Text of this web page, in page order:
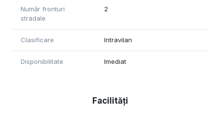
nevoilor dumneavoastra.
Ambele loturi de teren beneficiaza de acces la lac , si
posibilitatea de amplasare a unui ponton. Aceasta facilitate
va permite sa va bucurati de momente relaxante pe malul
lacului, sa pescuiti sau sa faceti plimbari cu barca, alaturi de
curenta si canalizare langa teren, curentul electric 220V pe
Număr fronturi
stradale
2
Clasificare Intravilan
Disponibilitate Imediat
Facilități